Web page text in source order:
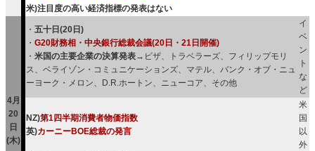
米)注目度の高い経済指標の発表はない
4月
20
日
(木)
・ 五十日(20日)
・ G20財務相・中央銀行総裁会議(20日・21日開催)
・ 米国の主要企業の決算発表→ビザ、トラベラーズ、フィリップモリ
ス、ベライゾン・コミュニケーションズ、マテル、バンク・オブ・ニュ
ーヨーク・メロン、D.R.ホートン、ニューコア、その他
イ
ベ
ン
ト
な
ど
NZ)第1四半期消費者物価指数
英)カーニーBOE総裁の発言
米
国
以
外